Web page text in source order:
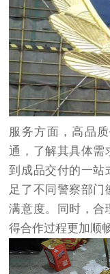
服务方面，高品
通，了解其具体需
到成品交付的一站
足了不同警察部门
满意度。同时，合
得合作过程更加顺